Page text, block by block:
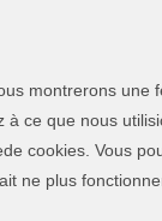
montrerons une
ce que nous
cookies. Vous
ne plus